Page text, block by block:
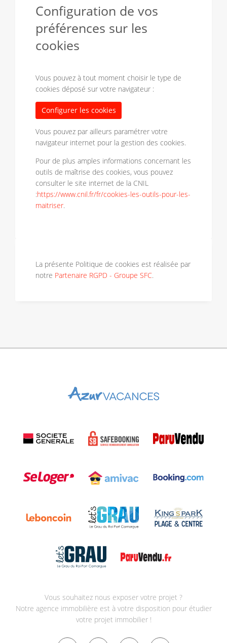
Configuration de vos
préférences sur les
cookies
Vous pouvez à tout moment choisir le type de
cookies déposé sur votre navigateur :
Configurer les cookies
Vous pouvez par ailleurs paramétrer votre
navigateur internet pour la gestion des cookies.
Pour de plus amples informations concernant les
outils de maîtrise des cookies, vous pouvez
consulter le site internet de la CNIL
:https://www.cnil.fr/fr/cookies-les-outils-pour-les-
maitriser.
La présente Politique de cookies est réalisée par
notre Partenaire RGPD - Groupe SFC.
Vous souhaitez nous exposer votre projet ?
Notre agence immobilière est à votre disposition pour étudier
votre projet immobilier !